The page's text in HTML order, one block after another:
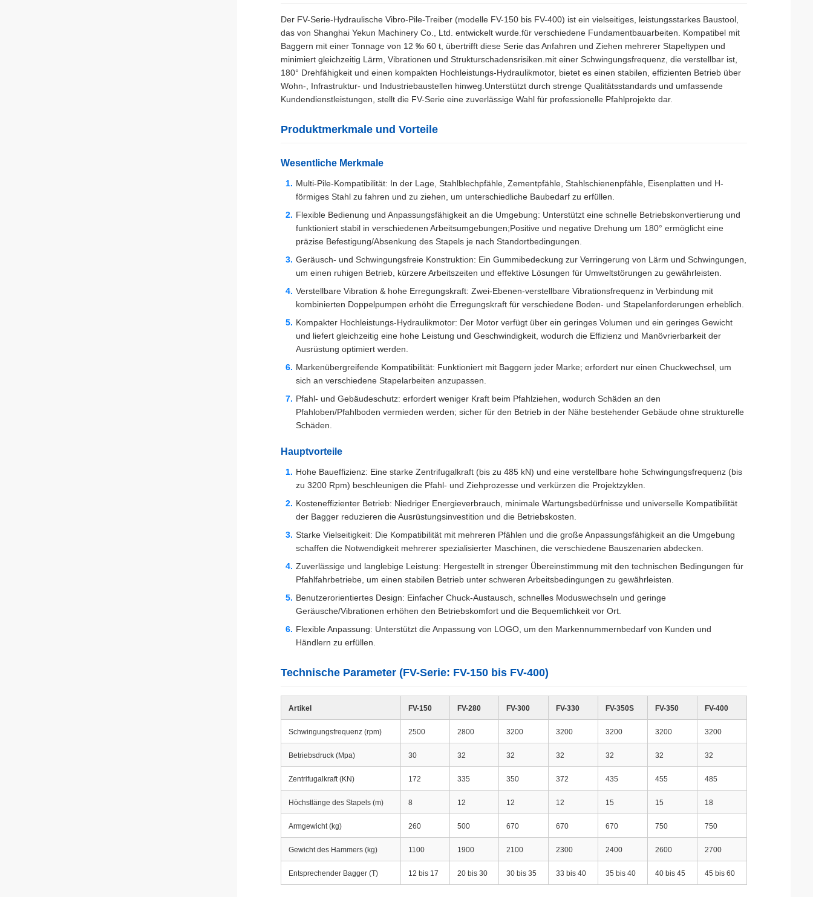
Der FV-Serie-Hydraulische Vibro-Pile-Treiber (modelle FV-150 bis FV-400) ist ein vielseitiges, leistungsstarkes Baustool,
das von Shanghai Yekun Machinery Co., Ltd. entwickelt wurde.für verschiedene Fundamentbauarbeiten. Kompatibel mit
Baggern mit einer Tonnage von 12 ‰ 60 t, übertrifft diese Serie das Anfahren und Ziehen mehrerer Stapeltypen und
minimiert gleichzeitig Lärm, Vibrationen und Strukturschadensrisiken.mit einer Schwingungsfrequenz, die verstellbar ist,
180° Drehfähigkeit und einen kompakten Hochleistungs-Hydraulikmotor, bietet es einen stabilen, effizienten Betrieb über
Wohn-, Infrastruktur- und Industriebaustellen hinweg.Unterstützt durch strenge Qualitätsstandards und umfassende
Kundendienstleistungen, stellt die FV-Serie eine zuverlässige Wahl für professionelle Pfahlprojekte dar.
Produktmerkmale und Vorteile
Wesentliche Merkmale
Multi-Pile-Kompatibilität: In der Lage, Stahlblechpfähle, Zementpfähle, Stahlschienenpfähle, Eisenplatten und H-
förmiges Stahl zu fahren und zu ziehen, um unterschiedliche Baubedarf zu erfüllen.
Flexible Bedienung und Anpassungsfähigkeit an die Umgebung: Unterstützt eine schnelle Betriebskonvertierung und
funktioniert stabil in verschiedenen Arbeitsumgebungen;Positive und negative Drehung um 180° ermöglicht eine
präzise Befestigung/Absenkung des Stapels je nach Standortbedingungen.
Geräusch- und Schwingungsfreie Konstruktion: Ein Gummibedeckung zur Verringerung von Lärm und Schwingungen,
um einen ruhigen Betrieb, kürzere Arbeitszeiten und effektive Lösungen für Umweltstörungen zu gewährleisten.
Verstellbare Vibration & hohe Erregungskraft: Zwei-Ebenen-verstellbare Vibrationsfrequenz in Verbindung mit
kombinierten Doppelpumpen erhöht die Erregungskraft für verschiedene Boden- und Stapelanforderungen erheblich.
Kompakter Hochleistungs-Hydraulikmotor: Der Motor verfügt über ein geringes Volumen und ein geringes Gewicht
und liefert gleichzeitig eine hohe Leistung und Geschwindigkeit, wodurch die Effizienz und Manövrierbarkeit der
Ausrüstung optimiert werden.
Markenübergreifende Kompatibilität: Funktioniert mit Baggern jeder Marke; erfordert nur einen Chuckwechsel, um
sich an verschiedene Stapelarbeiten anzupassen.
Pfahl- und Gebäudeschutz: erfordert weniger Kraft beim Pfahlziehen, wodurch Schäden an den
Pfahloben/Pfahlboden vermieden werden; sicher für den Betrieb in der Nähe bestehender Gebäude ohne strukturelle
Schäden.
Hauptvorteile
Hohe Baueffizienz: Eine starke Zentrifugalkraft (bis zu 485 kN) und eine verstellbare hohe Schwingungsfrequenz (bis
zu 3200 Rpm) beschleunigen die Pfahl- und Ziehprozesse und verkürzen die Projektzyklen.
Kosteneffizienter Betrieb: Niedriger Energieverbrauch, minimale Wartungsbedürfnisse und universelle Kompatibilität
der Bagger reduzieren die Ausrüstungsinvestition und die Betriebskosten.
Starke Vielseitigkeit: Die Kompatibilität mit mehreren Pfählen und die große Anpassungsfähigkeit an die Umgebung
schaffen die Notwendigkeit mehrerer spezialisierter Maschinen, die verschiedene Bauszenarien abdecken.
Zuverlässige und langlebige Leistung: Hergestellt in strenger Übereinstimmung mit den technischen Bedingungen für
Pfahlfahrbetriebe, um einen stabilen Betrieb unter schweren Arbeitsbedingungen zu gewährleisten.
Benutzerorientiertes Design: Einfacher Chuck-Austausch, schnelles Moduswechseln und geringe
Geräusche/Vibrationen erhöhen den Betriebskomfort und die Bequemlichkeit vor Ort.
Flexible Anpassung: Unterstützt die Anpassung von LOGO, um den Markennummernbedarf von Kunden und
Händlern zu erfüllen.
Technische Parameter (FV-Serie: FV-150 bis FV-400)
Artikel FV-150 FV-280 FV-300 FV-330 FV-350S FV-350 FV-400
Schwingungsfrequenz (rpm) 2500 2800 3200 3200 3200 3200 3200
Betriebsdruck (Mpa) 30 32 32 32 32 32 32
Zentrifugalkraft (KN) 172 335 350 372 435 455 485
Höchstlänge des Stapels (m) 8 12 12 12 15 15 18
Armgewicht (kg) 260 500 670 670 670 750 750
Gewicht des Hammers (kg) 1100 1900 2100 2300 2400 2600 2700
Entsprechender Bagger (T) 12 bis 17 20 bis 30 30 bis 35 33 bis 40 35 bis 40 40 bis 45 45 bis 60